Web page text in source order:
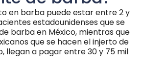
en barba puede estar entre 2 y
estadounidenses que se
barba en México, mientras que
que se hacen el injerto de
llegan a pagar entre 30 y 75 mil